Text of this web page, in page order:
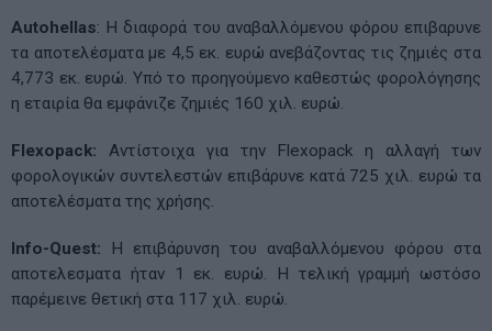
Autohellas: Η διαφορά του αναβαλλόμενου φόρου επιβαρυνε
τα αποτελέσματα με 4,5 εκ. ευρώ ανεβάζοντας τις ζημιές στα
4,773 εκ. ευρώ. Υπό τo προηγούμενο καθεστώς φορολόγησης
η εταιρία θα εμφάνιζε ζημιές 160 χιλ. ευρώ.
Flexopack: Αντίστοιχα για την Flexopack η αλλαγή των
φορολογικών συντελεστών επιβάρυνε κατά 725 χιλ. ευρώ τα
αποτελέσματα της χρήσης.
Info-Quest:
H επιβάρυνση του αναβαλλόμενου φόρου στα
αποτελεσματα ήταν 1 εκ. ευρώ. Η τελική γραμμή ωστόσο
παρέμεινε θετική στα 117 χιλ. ευρώ.